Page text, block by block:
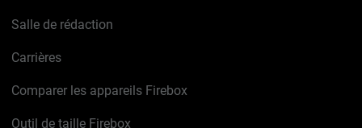
Salle de rédaction
Carrières
Comparer les appareils Firebox
Outil de taille Firebox